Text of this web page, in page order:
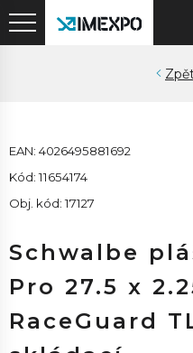
EAN: 4026495881692
Kód: 11654174
Obj. kód: 17127
Schwalbe
Pro 27.5 x
RaceGuard